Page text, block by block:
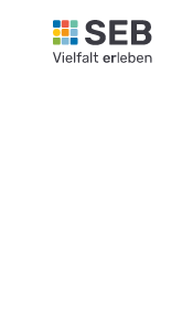
SEB Leipzig,